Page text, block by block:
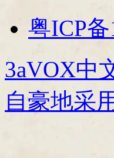
粤ICP
3aVOX中
自豪地采